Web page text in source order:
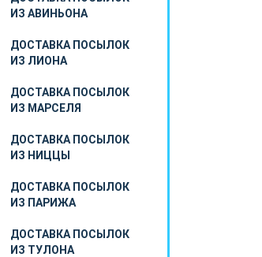
ИЗ АВИНЬОНА
ДОСТАВКА ПОСЫЛОК
ИЗ ЛИОНА
ДОСТАВКА ПОСЫЛОК
ИЗ МАРСЕЛЯ
ДОСТАВКА ПОСЫЛОК
ИЗ НИЦЦЫ
ДОСТАВКА ПОСЫЛОК
ИЗ ПАРИЖА
ДОСТАВКА ПОСЫЛОК
ИЗ ТУЛОНА